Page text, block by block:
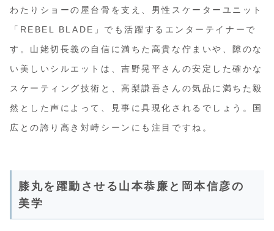
わたりショーの屋台骨を支え、男性スケーターユニット
「REBEL BLADE」でも活躍するエンターテイナーで
す。山姥切長義の自信に満ちた高貴な佇まいや、隙のな
い美しいシルエットは、吉野晃平さんの安定した確かな
スケーティング技術と、高梨謙吾さんの気品に満ちた毅
然とした声によって、見事に具現化されるでしょう。国
広との誇り高き対峙シーンにも注目ですね。
膝丸を躍動させる山本恭廉と岡本信彦の
美学